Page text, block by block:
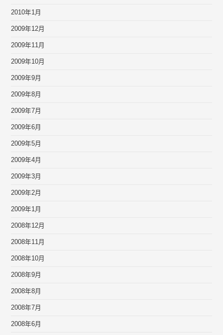
2010年1月
2009年12月
2009年11月
2009年10月
2009年9月
2009年8月
2009年7月
2009年6月
2009年5月
2009年4月
2009年3月
2009年2月
2009年1月
2008年12月
2008年11月
2008年10月
2008年9月
2008年8月
2008年7月
2008年6月